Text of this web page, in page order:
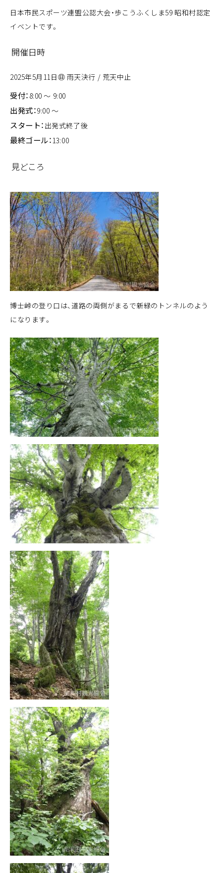
日本市民スポーツ連盟公認大会・歩こうふくしま59 昭和村認定
イベントです。
開催日時
2025年5月11日㊐ 雨天決行 / 荒天中止
受付： 8:00 ～ 9:00
出発式：9:00 ～
スタート： 出発式終了後
最終ゴール：13:00
見どころ
博士峠の登り口は、道路の両側がまるで新緑のトンネルのよう
になります。